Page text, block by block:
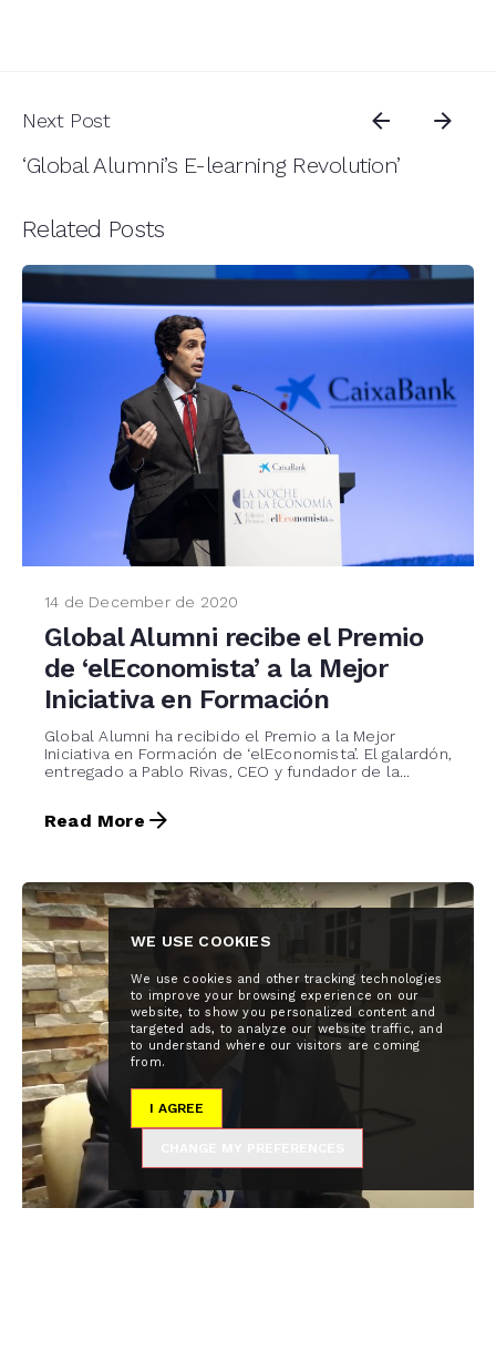
WE USE COOKIES
We use cookies and other tracking technologies
to improve your browsing experience on our
website, to show you personalized content and
targeted ads, to analyze our website traffic, and
to understand where our visitors are coming
from.
I AGREE
Next Post
‘Global Alumni’s E-learning Revolution’
Related Posts
14 de December de 2020
Global Alumni recibe el Premio
de ‘elEconomista’ a la Mejor
Iniciativa en Formación
Global Alumni ha recibido el Premio a la Mejor
Iniciativa en Formación de ‘elEconomista’. El galardón,
entregado a Pablo Rivas, CEO y fundador de la...
Read More